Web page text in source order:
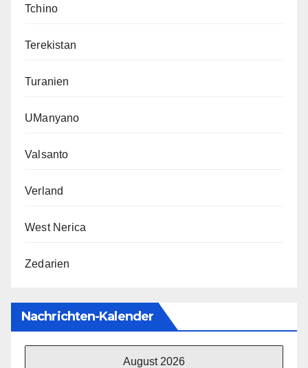
Tchino
Terekistan
Turanien
UManyano
Valsanto
Verland
West Nerica
Zedarien
Nachrichten-Kalender
August 2026